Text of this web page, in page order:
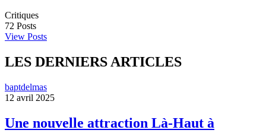
Critiques
72 Posts
View Posts
LES DERNIERS ARTICLES
baptdelmas
12 avril 2025
Une nouvelle attraction Là-Haut à